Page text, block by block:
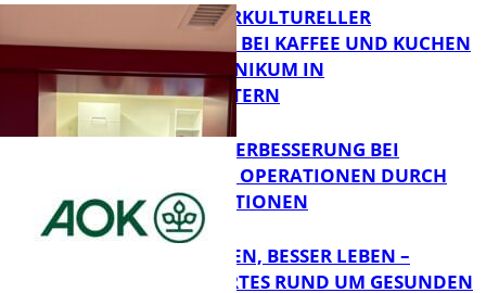
NEUER INTERKULTURELLER
TREFFPUNKT BEI KAFFEE UND KUCHEN
IM PFALZKLINIKUM IN
KAISERSLAUTERN
QUALITÄTSVERBESSERUNG BEI
KOMPLEXEN OPERATIONEN DURCH
KONZENTRATIONEN
GUT SCHLAFEN, BESSER LEBEN –
WISSENSWERTES RUND UM GESUNDEN